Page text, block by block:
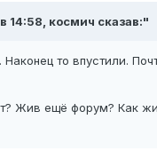
14:58, космич сказав:"
то впустили.
Жив ещё форум? Как